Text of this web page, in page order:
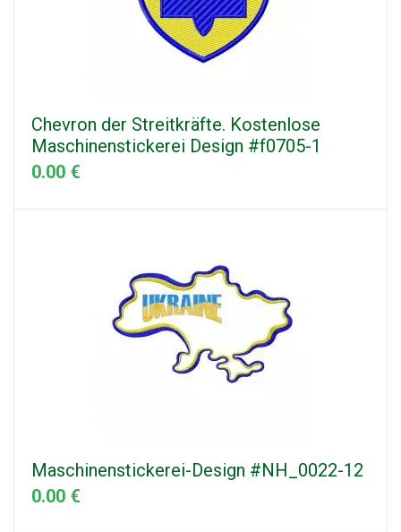
Chevron der Streitkräfte. Kostenlose
Maschinenstickerei Design #f0705-1
0.00 €
Maschinenstickerei-Design #NH_0022-12
0.00 €